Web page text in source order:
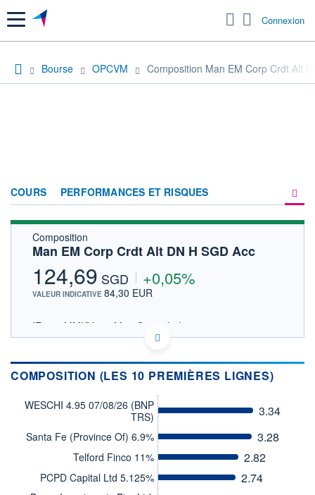
Menu Connexion
Bourse OPCVM Composition Man EM Corp Crdt Alt
COURS PERFORMANCES ET RISQUES
FORUM
Composition
Man EM Corp Crdt Alt DN H SGD Acc
124,69 SGD +0,05%
VALEUR INDICATIVE 84,30 EUR
IE0002MMKY14 - Man Group Ltd
OPCVM DERNIER COURS CONNU AU 05/08/2026
120
COMPOSITION (LES 10 PREMIÈRES LIGNES)
WESCHI 4.95 07/08/26 (BNP
TRS)
3.34
Santa Fe (Province Of) 6.9% 3.28
Telford Finco 11% 2.82
PCPD Capital Ltd 5.125% 2.74